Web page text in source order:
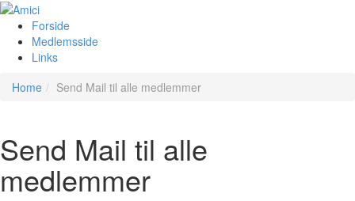
Forside
Medlemsside
Links
Home
Send Mail til alle medlemmer
Send Mail til alle
medlemmer